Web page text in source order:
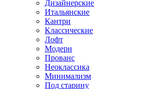
Дизайнерские
Итальянские
Кантри
Классические
Лофт
Модерн
Прованс
Неоклассика
Минимализм
Под старину